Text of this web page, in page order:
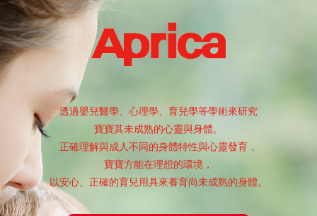
透過嬰兒醫學、心理學、育兒學等學術來研究
寶寶其未成熟的心靈與身體。
正確理解與成人不同的身體特性與心靈發育，
寶寶方能在理想的環境，
以安心、正確的育兒用具來養育尚未成熟的身體。